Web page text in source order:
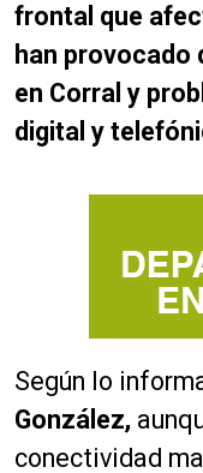
frontal que
han
en Corral y
digital y
Según lo
González,
conectividad